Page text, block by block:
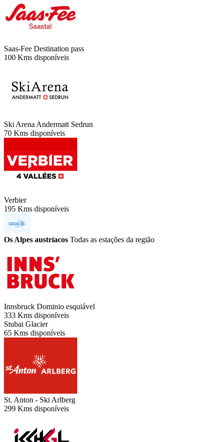
Saas-Fee Destination pass
100 Kms disponíveis
Ski Arena Andermatt Sedrun
70 Kms disponíveis
Verbier
195 Kms disponíveis
Os Alpes austríacos Todas as estações da região
Innsbruck Dominio esquiável
333 Kms disponíveis
Stubai Glacier
65 Kms disponíveis
St. Anton - Ski Arlberg
299 Kms disponíveis